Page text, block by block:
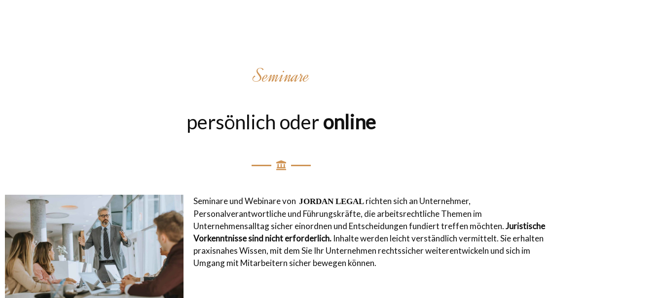
Seminare
persönlich oderonline
Seminare und Webinare von JORDAN LEGAL richten sich an Unternehmer,
Personalverantwortliche und Führungskräfte, die arbeitsrechtliche Themen im
Unternehmensalltag sicher einordnen und Entscheidungen fundiert treffen möchten.Juristische
Vorkenntnisse sind nicht erforderlich. Inhalte werden leicht verständlich vermittelt. Sie erhalten
praxisnahes Wissen, mit dem Sie Ihr Unternehmen rechtssicher weiterentwickeln und sich im
Umgang mit Mitarbeitern sicher bewegen können.